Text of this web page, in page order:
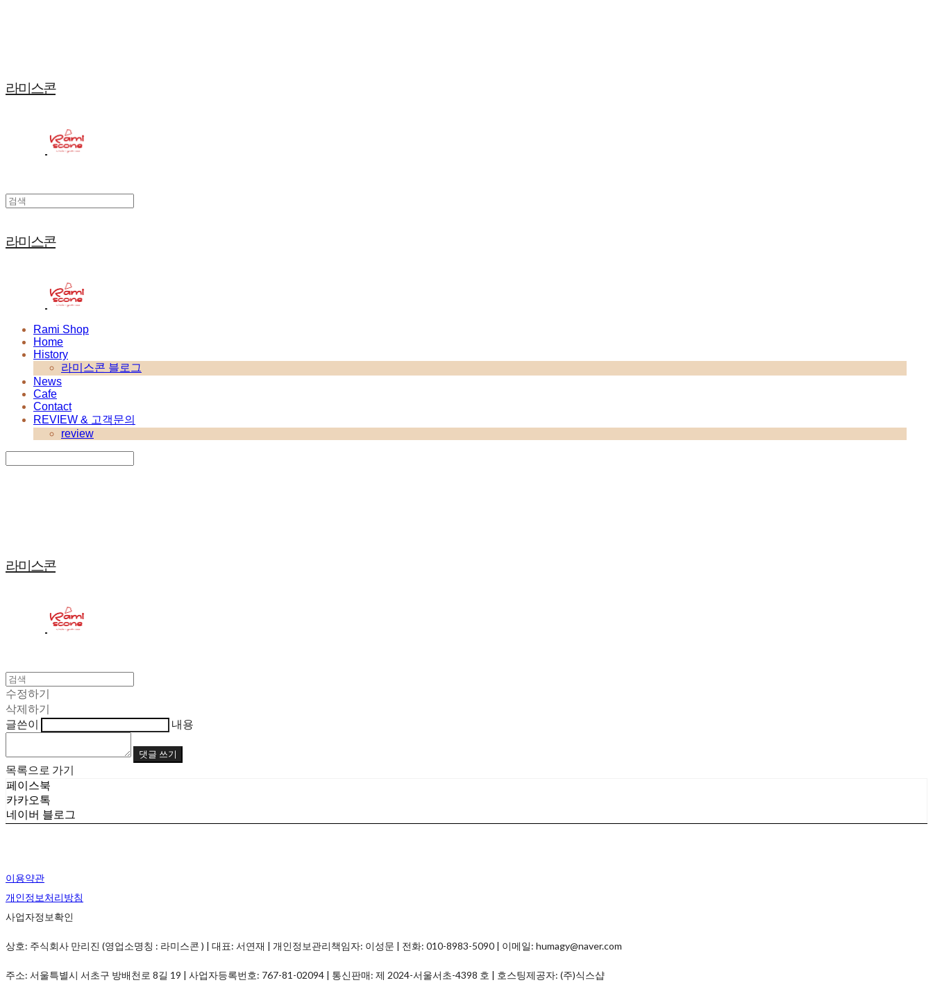
라미스콘
라미스콘
Rami Shop
Home
History
라미스콘 블로그
News
Cafe
Contact
REVIEW & 고객문의
review
라미스콘
수정하기
삭제하기
글쓴이
내용
댓글 쓰기
목록으로 가기
페이스북
카카오톡
네이버 블로그
이용약관
개인정보처리방침
사업자정보확인
상호: 주식회사 만리진 (영업소명칭 : 라미스콘 ) | 대표: 서연재 | 개인정보관리책임자: 이성문 | 전화: 010-8983-5090 | 이메일: humagy@naver.com
주소: 서울특별시 서초구 방배천로 8길 19 | 사업자등록번호: 767-81-02094 | 통신판매: 제 2024-서울서초-4398 호 | 호스팅제공자: (주)식스샵